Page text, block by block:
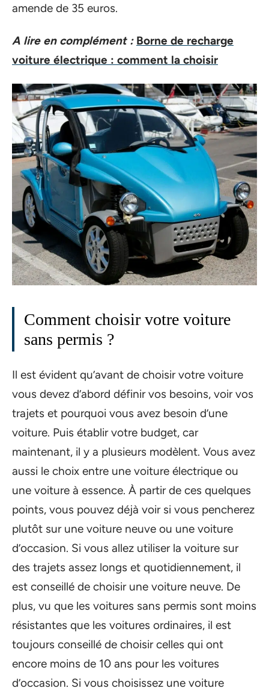
amende de 35 euros.
A lire en complément : Borne de recharge
voiture électrique : comment la choisir
Comment choisir votre voiture
sans permis ?
Il est évident qu’avant de choisir votre voiture
vous devez d’abord définir vos besoins, voir vos
trajets et pourquoi vous avez besoin d’une
voiture. Puis établir votre budget, car
maintenant, il y a plusieurs modèlent. Vous avez
aussi le choix entre une voiture électrique ou
une voiture à essence. À partir de ces quelques
points, vous pouvez déjà voir si vous pencherez
plutôt sur une voiture neuve ou une voiture
d’occasion. Si vous allez utiliser la voiture sur
des trajets assez longs et quotidiennement, il
est conseillé de choisir une voiture neuve. De
plus, vu que les voitures sans permis sont moins
résistantes que les voitures ordinaires, il est
toujours conseillé de choisir celles qui ont
encore moins de 10 ans pour les voitures
d’occasion. Si vous choisissez une voiture